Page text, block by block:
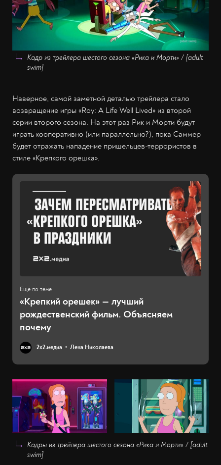
Кадр из трейлера шестого сезона «Рика и Морти» / [adult
swim]
Наверное, самой заметной деталью трейлера стало
возвращение игры «Roy: A Life Well Lived» из второй
серии второго сезона. На этот раз Рик и Морти будут
играть кооперативно (или параллельно?), пока Саммер
будет отражать нападение пришельцев-террористов в
стиле «Крепкого орешка».
«Крепкий орешек» — лучший
рождественский фильм. Объясняем
почему
2х2.медиа Лена Николаева
Кадры из трейлера шестого сезона «Рика и Морти» / [adult
swim]